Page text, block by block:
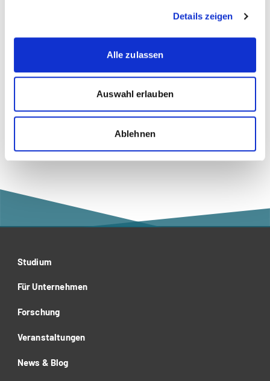
Details zeigen
Alle zulassen
Auswahl erlauben
Ablehnen
Zur Merkliste hinzufügen
Themen, die der Person zugeordnet sind:
Recht
Studium
Für Unternehmen
Forschung
Veranstaltungen
News & Blog